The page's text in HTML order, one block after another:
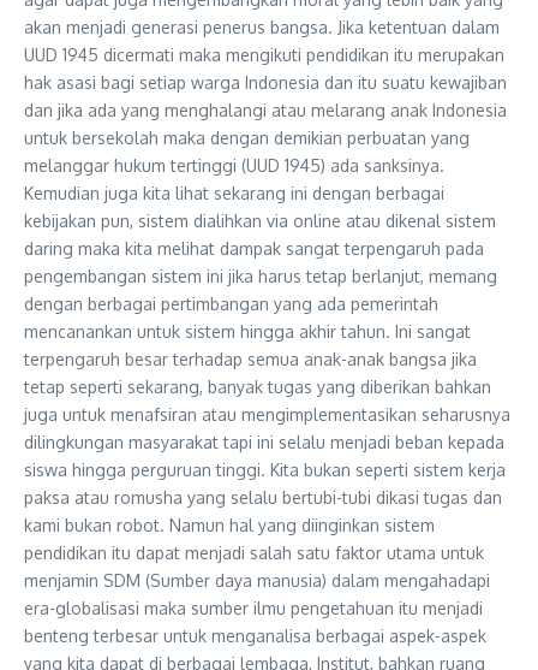
akan menjadi generasi penerus bangsa. Jika ketentuan dalam
UUD 1945 dicermati maka mengikuti pendidikan itu merupakan
hak asasi bagi setiap warga Indonesia dan itu suatu kewajiban
dan jika ada yang menghalangi atau melarang anak Indonesia
untuk bersekolah maka dengan demikian perbuatan yang
melanggar hukum tertinggi (UUD 1945) ada sanksinya.
Kemudian juga kita lihat sekarang ini dengan berbagai
kebijakan pun, sistem dialihkan via online atau dikenal sistem
daring maka kita melihat dampak sangat terpengaruh pada
pengembangan sistem ini jika harus tetap berlanjut, memang
dengan berbagai pertimbangan yang ada pemerintah
mencanankan untuk sistem hingga akhir tahun. Ini sangat
terpengaruh besar terhadap semua anak-anak bangsa jika
tetap seperti sekarang, banyak tugas yang diberikan bahkan
juga untuk menafsiran atau mengimplementasikan seharusnya
dilingkungan masyarakat tapi ini selalu menjadi beban kepada
siswa hingga perguruan tinggi. Kita bukan seperti sistem kerja
paksa atau romusha yang selalu bertubi-tubi dikasi tugas dan
kami bukan robot. Namun hal yang diinginkan sistem
pendidikan itu dapat menjadi salah satu faktor utama untuk
menjamin SDM (Sumber daya manusia) dalam mengahadapi
era-globalisasi maka sumber ilmu pengetahuan itu menjadi
benteng terbesar untuk menganalisa berbagai aspek-aspek
yang kita dapat di berbagai lembaga, Institut, bahkan ruang